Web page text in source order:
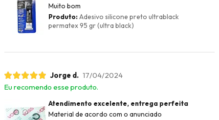
Muito bom
Produto:Adesivo silicone preto ultrablack
permatex 95 gr (ultra black)
Jorge d. 17/04/2024
Eu recomendo esse produto.
Atendimento excelente, entrega perfeita
Material de acordo com o anunciado